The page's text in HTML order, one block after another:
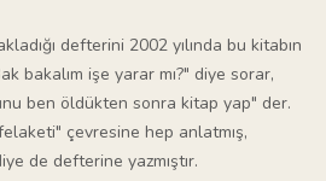
defterini 2002 yılında bu kitabın
bakalım işe yarar mı?" diye sorar,
ben öldükten sonra kitap yap" der.
çevresine hep anlatmış,
de defterine yazmıştır.